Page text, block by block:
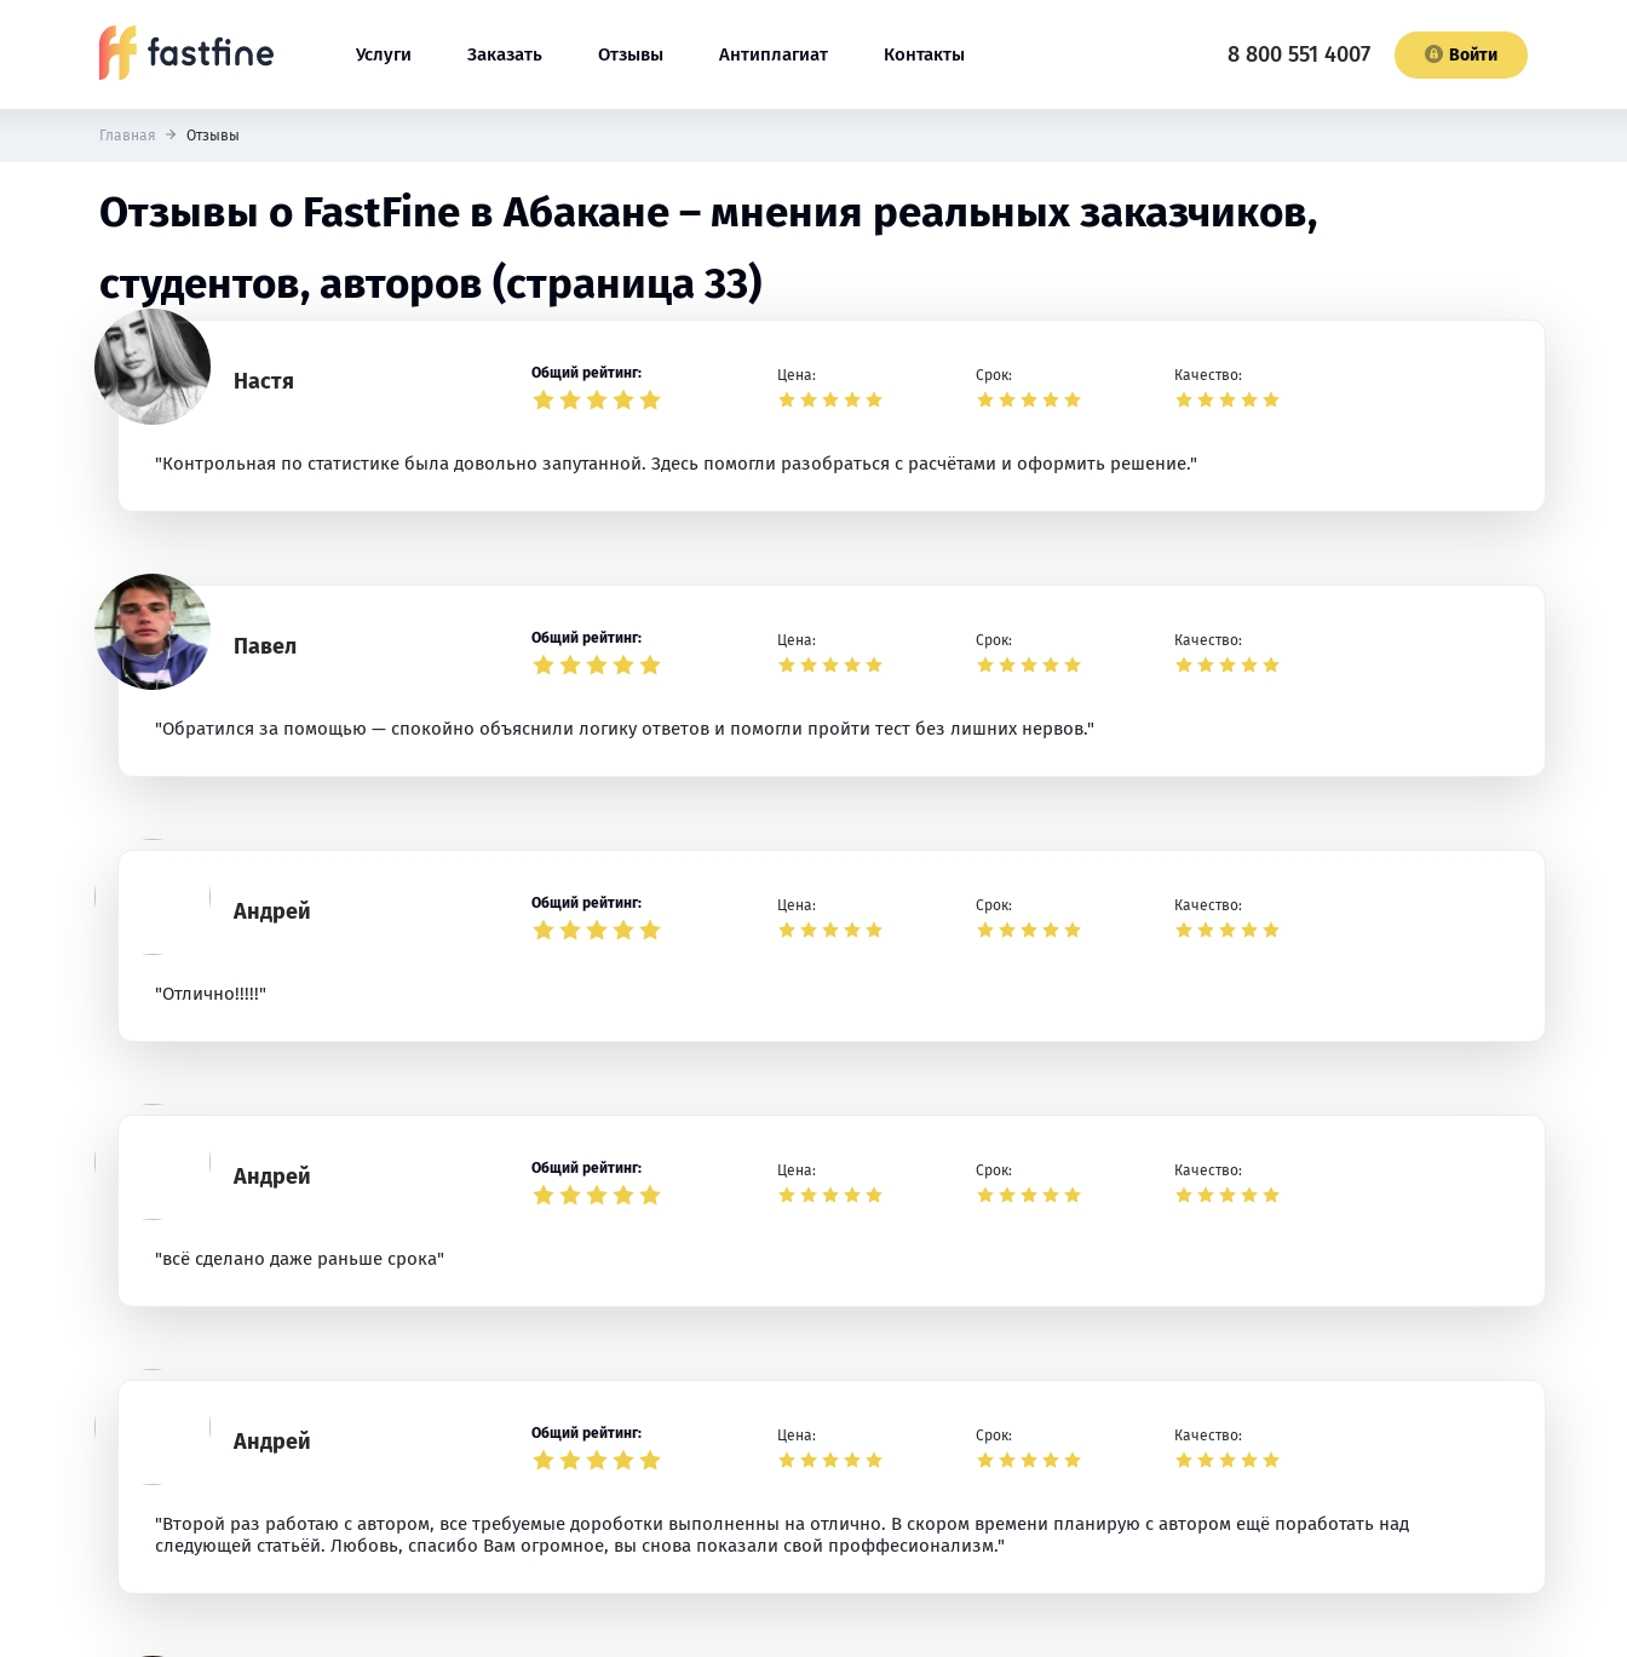
Услуги Заказать Отзывы Антиплагиат Контакты 8 800 551 4007 Войти
Главная Отзывы
Отзывы о FastFine в Абакане – мнения реальных заказчиков,
студентов, авторов (страница 33)
Настя Общий рейтинг: Цена: Срок: Качество:
"Контрольная по статистике была довольно запутанной. Здесь помогли разобраться с расчётами и оформить решение."
Павел Общий рейтинг: Цена: Срок: Качество:
"Обратился за помощью — спокойно объяснили логику ответов и помогли пройти тест без лишних нервов."
Андрей Общий рейтинг: Цена: Срок: Качество:
"Отлично!!!!!"
Андрей Общий рейтинг: Цена: Срок: Качество:
"всё сделано даже раньше срока"
Андрей Общий рейтинг: Цена: Срок: Качество:
"Второй раз работаю с автором, все требуемые дороботки выполненны на отлично. В скором времени планирую с автором ещё поработать над
следующей статьёй. Любовь, спасибо Вам огромное, вы снова показали свой проффесионализм."